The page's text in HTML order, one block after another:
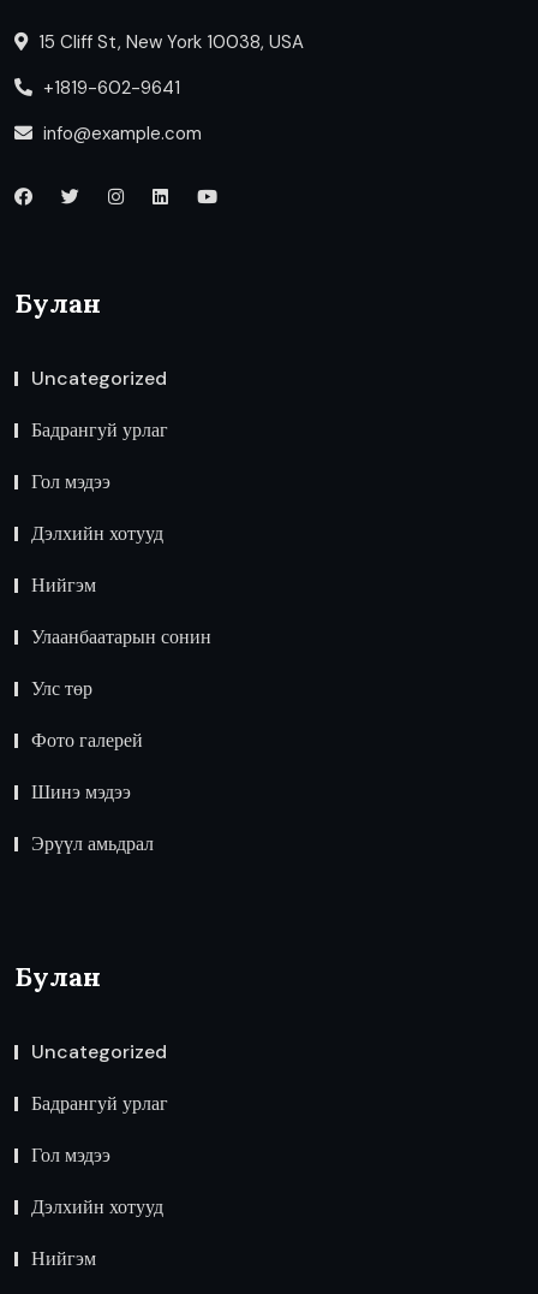
15 Cliff St, New York 10038, USA
+1819-602-9641
info@example.com
Булан
Uncategorized
Бадрангуй урлаг
Гол мэдээ
Дэлхийн хотууд
Нийгэм
Улаанбаатарын сонин
Улс төр
Фото галерей
Шинэ мэдээ
Эрүүл амьдрал
Булан
Uncategorized
Бадрангуй урлаг
Гол мэдээ
Дэлхийн хотууд
Нийгэм